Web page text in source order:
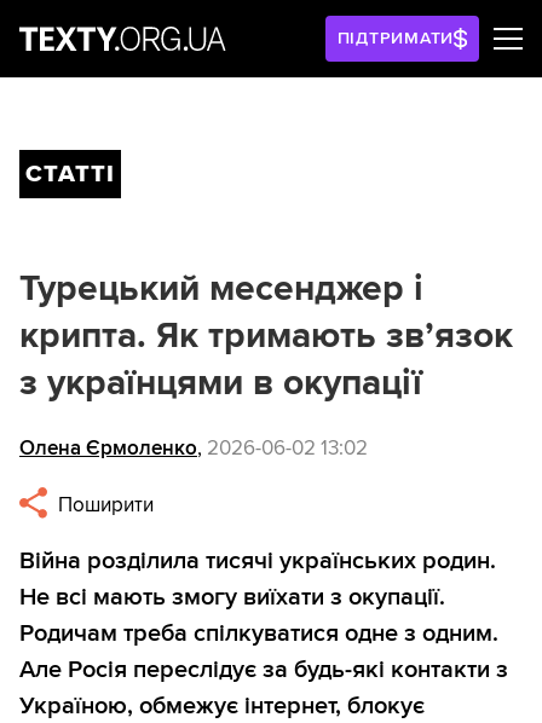
ПІДТРИМАТИ
СТАТТІ
Турецький месенджер і
крипта. Як тримають зв’язок
з українцями в окупації
Олена Єрмоленко, 2026-06-02 13:02
Поширити
Війна розділила тисячі українських родин.
Не всі мають змогу виїхати з окупації.
Родичам треба спілкуватися одне з одним.
Але Росія переслідує за будь-які контакти з
Україною, обмежує інтернет, блокує